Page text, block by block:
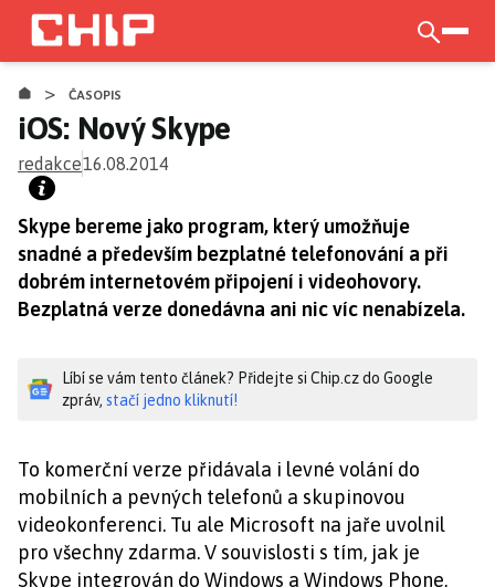
Přejít
hlavnímu
obsahu
> ČASOPIS
iOS: Nový Skype
redakce16.08.2014
Skype bereme jako program, který umožňuje
snadné a především bezplatné telefonování a při
dobrém internetovém připojení i videohovory.
Bezplatná verze donedávna ani nic víc nenabízela.
Líbí se vám tento článek? Přidejte si Chip.cz do Google
zpráv, stačí jedno kliknutí!
To komerční verze přidávala i levné volání do
mobilních a pevných telefonů a skupinovou
videokonferenci. Tu ale Microsoft na jaře uvolnil
pro všechny zdarma. V souvislosti s tím, jak je
Skype integrován do Windows a Windows Phone,